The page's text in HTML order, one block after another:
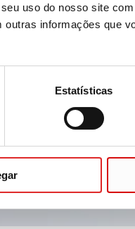
uso do nosso site
informações que
Estatísticas